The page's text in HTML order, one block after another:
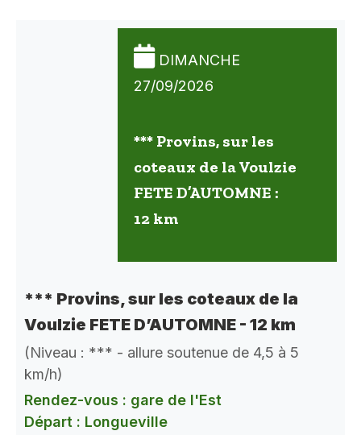
DIMANCHE
27/09/2026
*** Provins, sur les
coteaux de la Voulzie
FETE D’AUTOMNE :
12 km
*** Provins, sur les coteaux de la
Voulzie FETE D’AUTOMNE - 12 km
(Niveau : *** - allure soutenue de 4,5 à 5
km/h)
Rendez-vous : gare de l'Est
Départ : Longueville